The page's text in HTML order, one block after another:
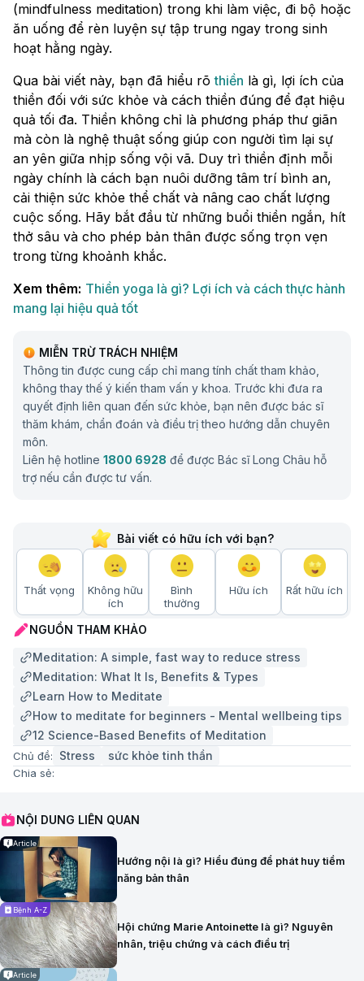
(mindfulness meditation) trong khi làm việc, đi bộ hoặc
ăn uống để rèn luyện sự tập trung ngay trong sinh
hoạt hằng ngày.
Qua bài viết này, bạn đã hiểu rõthiền là gì, lợi ích của
thiền đối với sức khỏe và cách thiền đúng để đạt hiệu
quả tối đa. Thiền không chỉ là phương pháp thư giãn
mà còn là nghệ thuật sống giúp con người tìm lại sự
an yên giữa nhịp sống vội vã. Duy trì thiền định mỗi
ngày chính là cách bạn nuôi dưỡng tâm trí bình an,
cải thiện sức khỏe thể chất và nâng cao chất lượng
cuộc sống. Hãy bắt đầu từ những buổi thiền ngắn, hít
thở sâu và cho phép bản thân được sống trọn vẹn
trong từng khoảnh khắc.
Xem thêm: Thiền yoga là gì? Lợi ích và cách thực hành
mang lại hiệu quả tốt
MIỄN TRỪ TRÁCH NHIỆM
Thông tin được cung cấp chỉ mang tính chất tham khảo,
không thay thế ý kiến tham vấn y khoa. Trước khi đưa ra
quyết định liên quan đến sức khỏe, bạn nên được bác sĩ
thăm khám, chẩn đoán và điều trị theo hướng dẫn chuyên
môn.
Liên hệ hotline 1800 6928 để được Bác sĩ Long Châu hỗ
trợ nếu cần được tư vấn.
Bài viết có hữu ích với bạn?
Thất vọng
Không hữu
ích
Bình
thường
Hữu ích Rất hữu ích
NGUỒN THAM KHẢO
Meditation: A simple, fast way to reduce stress
Meditation: What It Is, Benefits & Types
Learn How to Meditate
How to meditate for beginners - Mental wellbeing tips
12 Science-Based Benefits of Meditation
Chủ đề: Stress sức khỏe tinh thần​
Chia sẻ:
NỘI DUNG LIÊN QUAN
Article
Hướng nội là gì? Hiểu đúng để phát huy tiềm
năng bản thân
Bệnh A-Z
Hội chứng Marie Antoinette là gì? Nguyên
nhân, triệu chứng và cách điều trị
Article